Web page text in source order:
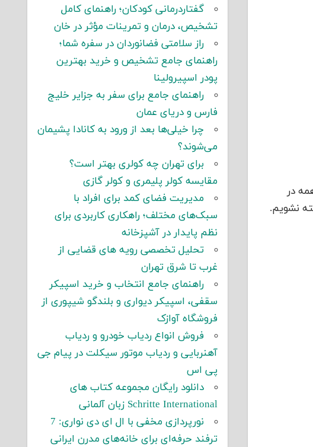
در
نشویم.
گفتاردرمانی کودکان؛ راهنمای کامل
تشخیص، درمان و تمرینات مؤثر در خان
راز سلامتی فضانوردان در سفره شما؛
راهنمای جامع تشخیص و خرید بهترین
پودر اسپیرولینا
راهنمای جامع برای سفر به جزایر خلیج
فارس و دریای عمان
چرا خیلی‌ها بعد از ورود به کانادا پشیمان
می‌شوند؟
برای تهران چه کولری بهتر است؟
مقایسه کولر پلیمری و کولر گازی
مدیریت فضای کمد برای افراد با
سبک‌های مختلف؛ راهکاری کاربردی برای
نظم پایدار در آشپزخانه
تحلیل تخصصی رویه های قضایی از
غرب تا شرق تهران
راهنمای جامع انتخاب و خرید اسپیکر
سقفی، اسپیکر دیواری و بلندگو شیپوری از
فروشگاه آوازک
فروش انواع ردیاب خودرو و ردیاب
آهنربایی و ردیاب موتور سیکلت در پیام جی
پی اس
دانلود رایگان مجموعه کتاب های
Schritte International زبان آلمانی
نورپردازی مخفی با ال ای دی نواری: 7
ترفند حرفه‌ای برای خانه‌های مدرن ایرانی